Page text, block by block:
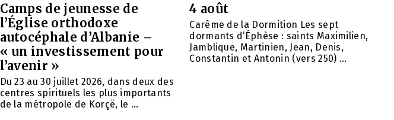
Camps de jeunesse de
l’Église orthodoxe
autocéphale d’Albanie –
« un investissement pour
l’avenir »
Du 23 au 30 juillet 2026, dans deux des
centres spirituels les plus importants
de la métropole de Korçë, le ...
4 août
Carême de la Dormition Les sept
dormants d’Éphèse : saints Maximilien,
Jamblique, Martinien, Jean, Denis,
Constantin et Antonin (vers 250) ...